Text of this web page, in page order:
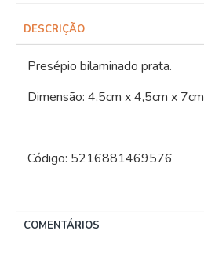
DESCRIÇÃO
Presépio bilaminado prata.
Dimensão: 4,5cm x 4,5cm x 7cm
Código: 5216881469576
COMENTÁRIOS